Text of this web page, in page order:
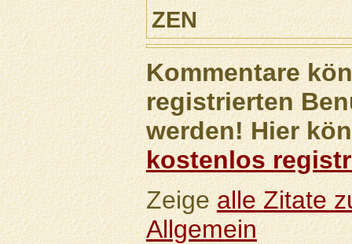
ZEN
Kommentare
registrierten
werden! Hier
kostenlos
Zeigealle Zitate
Allgemein